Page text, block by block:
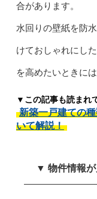
合があります。
水回りの壁紙を防
けておしゃれにし
を高めたいときに
▼この記事も読まれ
新築一戸建ての
いて解説！
▼ 物件情報